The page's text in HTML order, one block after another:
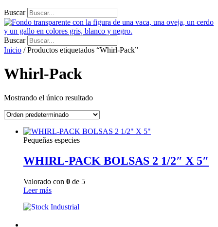
Buscar
Buscar
Inicio / Productos etiquetados “Whirl-Pack”
Whirl-Pack
Mostrando el único resultado
Pequeñas especies
WHIRL-PACK BOLSAS 2 1/2″ X 5″
Valorado con 0 de 5
Leer más